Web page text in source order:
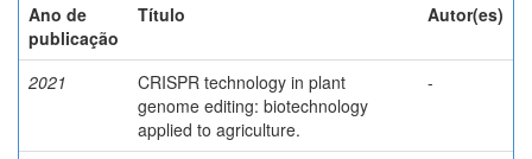
Ano de
publicação
Título Autor(es)
2021
CRISPR technology in plant
genome editing: biotechnology
applied to agriculture.
-